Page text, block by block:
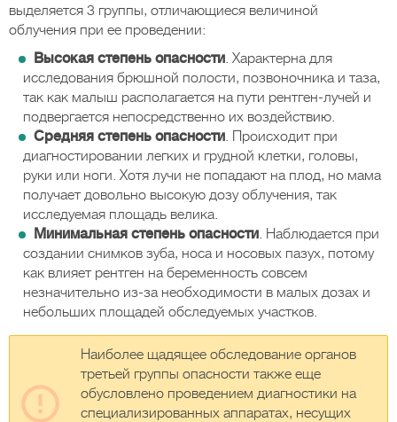
выделяется 3 группы, отличающиеся величиной
облучения при ее проведении:
Высокая степень опасности. Характерна для
исследования брюшной полости, позвоночника и таза,
так как малыш располагается на пути рентген-лучей и
подвергается непосредственно их воздействию.
Средняя степень опасности. Происходит при
диагностировании легких и грудной клетки, головы,
руки или ноги. Хотя лучи не попадают на плод, но мама
получает довольно высокую дозу облучения, так
исследуемая площадь велика.
Минимальная степень опасности. Наблюдается при
создании снимков зуба, носа и носовых пазух, потому
как влияет рентген на беременность совсем
незначительно из-за необходимости в малых дозах и
небольших площадей обследуемых участков.
Наиболее щадящее обследование органов
третьей группы опасности также еще
обусловлено проведением диагностики на
специализированных аппаратах, несущих